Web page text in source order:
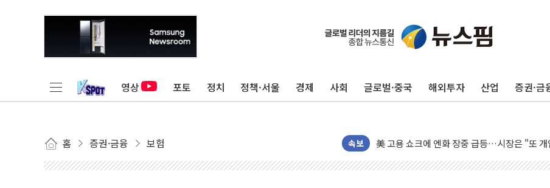
영상 포토 정치 정책·서울 경제 사회 글로벌·중국 해외투자 산업 증권·금
홈 증권·금융 보험 속보
미 연준 매파 기세 꺾이나…고용 감소에 9월 동
[종합] 이슬람 수니파 3국, '공동방위협정' 체
美 항소법원, 백악관 무도회장 공사 중단 명
이란 핵심 원유 수출항 '하르그섬', 최근 1주
[AI MY 뉴스] 뉴욕 반도체주 프리뷰...美 고용
뉴욕증시 프리뷰, 美 고용 쇼크에 금리 인상